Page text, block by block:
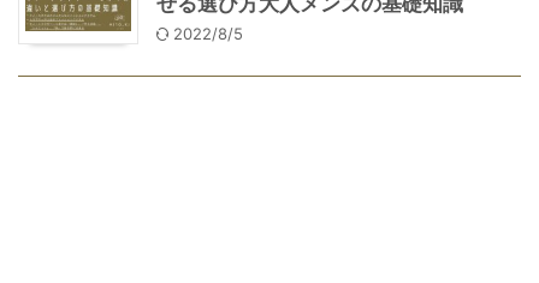
2022/8/5